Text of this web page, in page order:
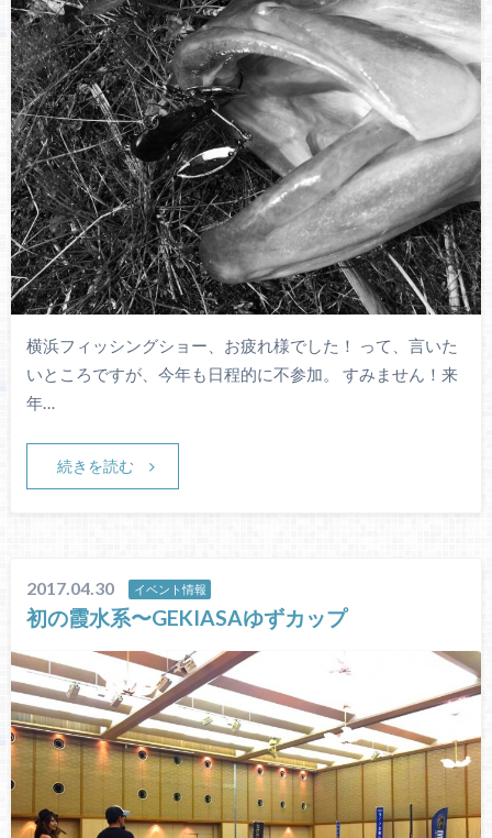
横浜フィッシングショー、お疲れ様でした！ って、言いた
いところですが、今年も日程的に不参加。 すみません！来
年…
続きを読む
2017.04.30 イベント情報
初の霞水系〜GEKIASAゆずカップ